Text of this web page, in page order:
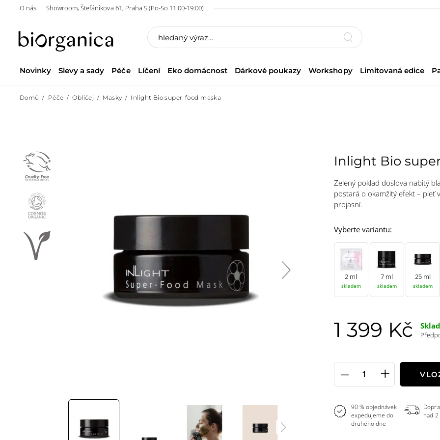
O nás Showroom, Štefánikova 61, Praha 5 (Po-So 11:00-19:00)
Novinky Slevy a sady Péče Líčení Eko domácnost Dárkové poukazy Workshopy Limitovaná edice
Domů Péče Obličej Masky Inlight Bio super-food maska
Inlight Bio
Zelený poklad doslova nabitý
postará o okamžitý efekt – pleť
projasní.
Vyberte variantu:
2 ml
skladem
7 ml
skladem
25 ml
skladem
1 399 Kč
-
Pole
množství
+
90 % objednávek
expedujeme do
druhého dne
nad 2